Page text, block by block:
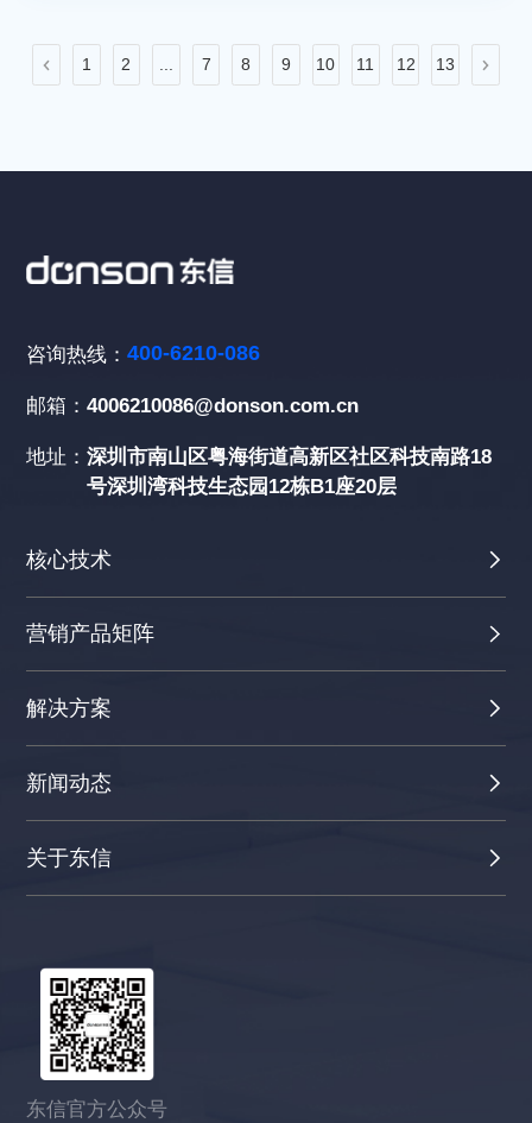
1 2 7 8 9 10 11 12 13
咨询热线：400-6210-086
邮箱：4006210086@donson.com.cn
地址：深圳市南山区粤海街道高新区社区科技南路18
号深圳湾科技生态园12栋B1座20层
核心技术
营销产品矩阵
解决方案
新闻动态
关于东信
东信官方公众号